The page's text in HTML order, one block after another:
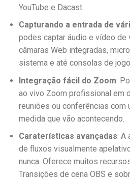
YouTube e Dacast.
Capturando a entrada de
podes captar áudio e vídeo
câmaras Web integradas,
sistema e até consolas de
Integração fácil do Zoom:
ao vivo Zoom profissional em
reuniões ou conferências com
medida que vão acontecendo.
Caraterísticas avançadas: A
de fluxos visualmente
nunca. Oferece muitos
Transições de cena OBS e